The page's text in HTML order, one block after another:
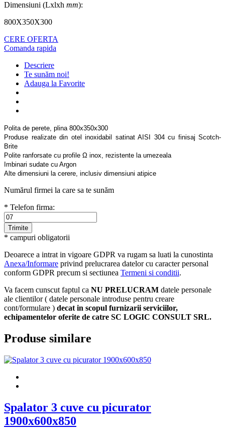
Dimensiuni (Lxlxh mm):
800X350X300
CERE OFERTA
Comanda rapida
Descriere
Te sunăm noi!
Adauga la Favorite
Polita de perete, plina 800x350x300
Produse realizate din otel inoxidabil satinat AISI 304 cu finisaj Scotch-
Brite
Polite ranforsate cu profile Ω inox, rezistente la umezeala
Imbinari sudate cu Argon
Alte dimensiuni la cerere, inclusiv dimensiuni atipice
Numărul firmei la care sa te sunăm
* Telefon firma:
* campuri obligatorii
Deoarece a intrat in vigoare GDPR va rugam sa luati la cunostinta
Anexa/Informare privind prelucrarea datelor cu caracter personal
conform GDPR precum si sectiunea Termeni si conditii.
Va facem cunscut faptul ca NU PRELUCRAM datele personale
ale clientilor ( datele personale introduse pentru creare
cont/formulare ) decat in scopul furnizarii serviciilor,
echipamentelor oferite de catre SC LOGIC CONSULT SRL.
Produse similare
Spalator 3 cuve cu picurator
1900x600x850